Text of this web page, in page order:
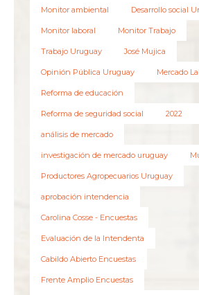
Monitor ambiental Desarrollo social
Monitor laboral Monitor Trabajo
Trabajo Uruguay José Mujica
Opinión Pública Uruguay Mercado
Reforma de educación
Reforma de seguridad social 2022
análisis de mercado
investigación de mercado uruguay
Productores Agropecuarios Uruguay
aprobación intendencia
Carolina Cosse - Encuestas
Evaluación de la Intendenta
Cabildo Abierto Encuestas
Frente Amplio Encuestas